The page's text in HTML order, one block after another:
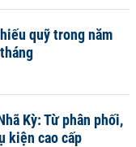
quỹ trong năm
Kỳ: Từ phân phối,
kiện cao cấp